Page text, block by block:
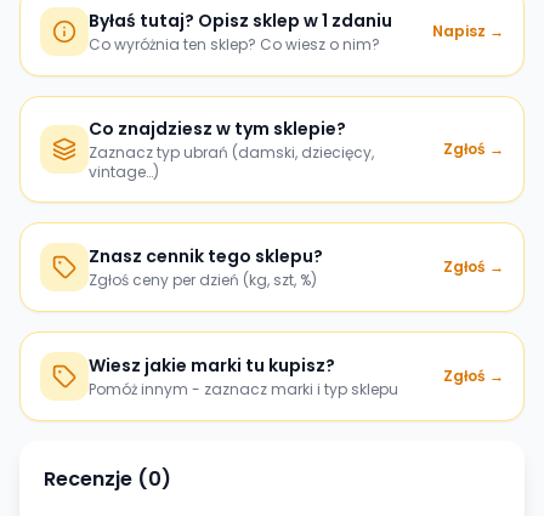
Byłaś tutaj? Opisz sklep w 1 zdaniu
Co wyróżnia ten sklep? Co wiesz o nim?
Napisz →
Co znajdziesz w tym sklepie?
Zaznacz typ ubrań (damski, dziecięcy,
vintage…)
Zgłoś →
Znasz cennik tego sklepu?
Zgłoś ceny per dzień (kg, szt, %)
Zgłoś →
Wiesz jakie marki tu kupisz?
Pomóż innym - zaznacz marki i typ sklepu
Zgłoś →
Recenzje (0)